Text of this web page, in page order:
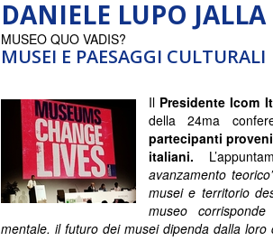
DANIELE LUPO JALLA
MUSEI E PAESAGGI CULTURALI
MUSEO QUO VADIS?
Il Presidente Icom
della 24ma
partecipanti
italiani.
avanzamento
musei e territorio
museo
mentale. il futuro dei musei dipenda dalla